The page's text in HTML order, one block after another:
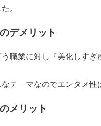
。
デメリット
職業に対し『美化しすぎ
なテーマなのでエンタメ性
メリット